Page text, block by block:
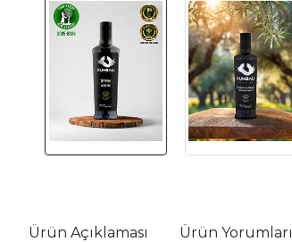
Ürün Açıklaması Ürün Yorumları